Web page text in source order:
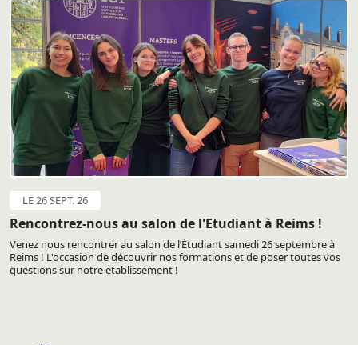
LE 26 SEPT. 26
Rencontrez-nous au salon de l'Etudiant à Reims !
Venez nous rencontrer au salon de l’Étudiant samedi 26 septembre à
Reims ! L'occasion de découvrir nos formations et de poser toutes vos
questions sur notre établissement !